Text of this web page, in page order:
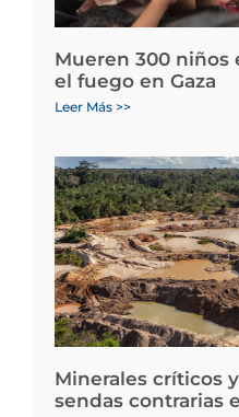
Mueren 300 niños
el fuego en Gaza
Leer Más >>
Minerales críticos
sendas contrarias